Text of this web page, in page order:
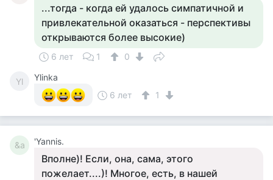
...тогда - когда ей удалось симпатичной и
привлекательной оказаться - перспективы
открываются более высокие)
6 лет 1 0
Yl
Ylinka
6 лет
1
&a 'Yannis.
Вполне)! Если, она, сама, этого
пожелает....)! Многое, есть, в нашей